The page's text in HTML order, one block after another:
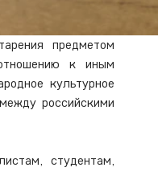
предметом
к иным
культурное
российскими
студентам,